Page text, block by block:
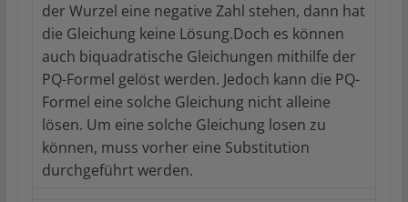
der Wurzel eine negative Zahl stehen, dann hat
die Gleichung keine Lösung.Doch es können
auch biquadratische Gleichungen mithilfe der
PQ-Formel gelöst werden. Jedoch kann die PQ-
Formel eine solche Gleichung nicht alleine
lösen. Um eine solche Gleichung losen zu
können, muss vorher eine Substitution
durchgeführt werden.